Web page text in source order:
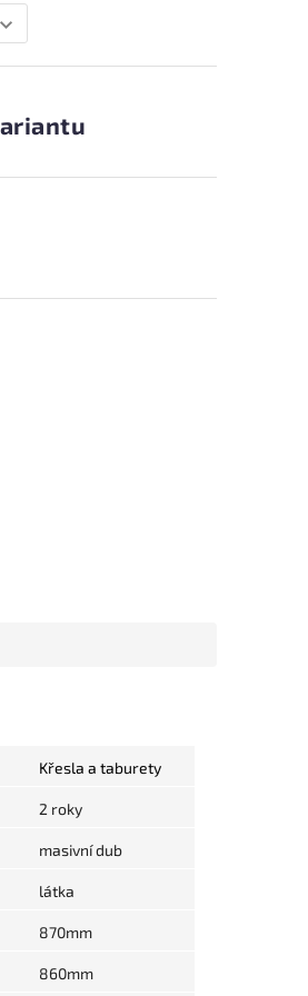
Křesla a taburety
2 roky
masivní dub
látka
870mm
860mm